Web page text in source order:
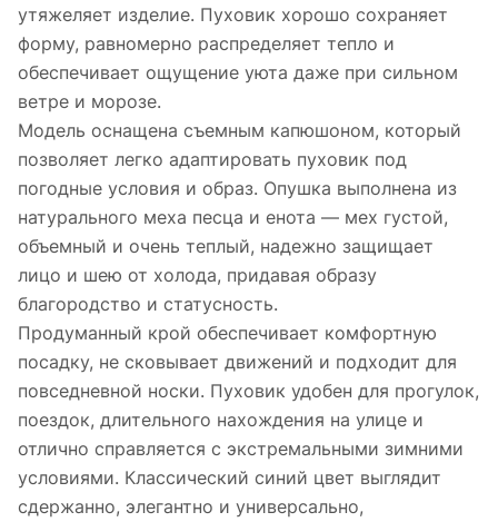
утяжеляет изделие. Пуховик хорошо сохраняет
форму, равномерно распределяет тепло и
обеспечивает ощущение уюта даже при сильном
ветре и морозе.
Модель оснащена съемным капюшоном, который
позволяет легко адаптировать пуховик под
погодные условия и образ. Опушка выполнена из
натурального меха песца и енота — мех густой,
объемный и очень теплый, надежно защищает
лицо и шею от холода, придавая образу
благородство и статусность.
Продуманный крой обеспечивает комфортную
посадку, не сковывает движений и подходит для
повседневной носки. Пуховик удобен для прогулок,
поездок, длительного нахождения на улице и
отлично справляется с экстремальными зимними
условиями. Классический синий цвет выглядит
сдержанно, элегантно и универсально,